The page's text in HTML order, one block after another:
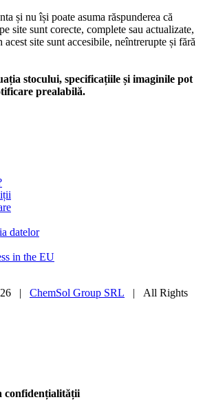
și nu își poate asuma răspunderea că
site sunt corecte, complete sau actualizate,
site sunt accesibile, neîntrerupte și fără
stocului, specificațiile și imaginile pot
prealabilă.
datelor
in the EU
| ChemSol Group SRL | All Rights
confidențialității